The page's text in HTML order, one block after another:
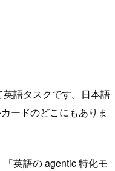
語タスクです。日本語
ードのどこにもありま
英語の agentic 特化モ